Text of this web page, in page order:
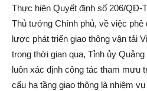
Thực hiện Quyết định số 206/QĐ-
Thủ tướng Chính phủ, về việc phê
lược phát triển giao thông vận tải
trong thời gian qua, Tỉnh ủy
luôn xá‌c định công tác tham mưu
cấu hạ tầng giao thông là nhiệm